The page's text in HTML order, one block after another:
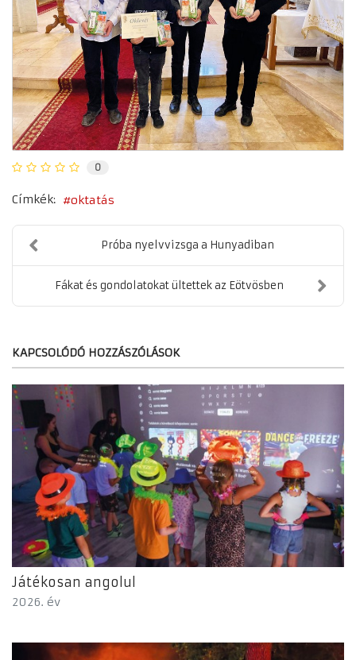
0
Címkék: oktatás
Próba nyelvvizsga a Hunyadiban
Fákat és gondolatokat ültettek az Eötvösben
KAPCSOLÓDÓ HOZZÁSZÓLÁSOK
Játékosan angolul
2026. év